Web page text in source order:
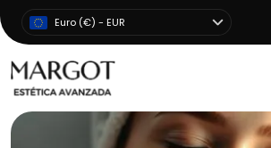
Euro (€) - EUR